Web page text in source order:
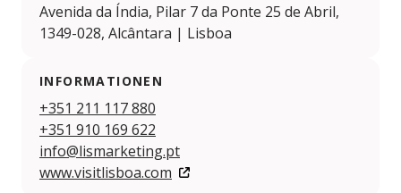
Avenida da Índia, Pilar 7 da Ponte 25 de Abril,
1349-028, Alcântara | Lisboa
INFORMATIONEN
+351 211 117 880
+351 910 169 622
info@lismarketing.pt
www.visitlisboa.com